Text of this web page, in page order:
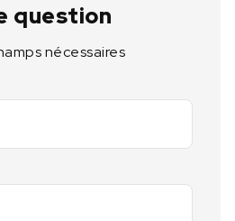
question
nécessaires